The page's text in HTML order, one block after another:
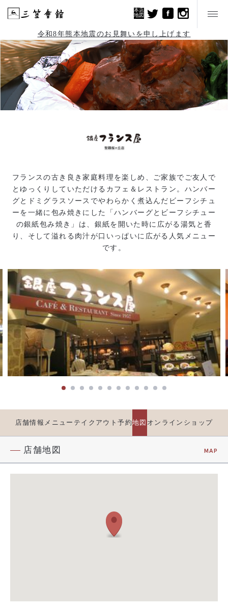
本店
地図
令和8年熊本地震のお見舞いを申し上げます
フランスの古き良き家庭料理を楽しめ、ご家族でご友人で
とゆっくりしていただけるカフェ＆レストラン。ハンバー
グとドミグラスソースでやわらかく煮込んだビーフシチュ
ーを一緒に包み焼きにした「ハンバーグとビーフシチュー
の銀紙包み焼き」は、銀紙を開いた時に広がる湯気と香
り、そして溢れる肉汁が口いっぱいに広がる人気メニュー
です。
店舗情報 メニュー テイクアウト予約地図 オンラインショップ
店舗地図 MAP